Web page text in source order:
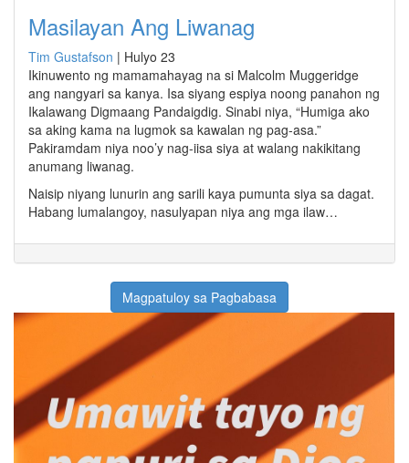
Masilayan Ang Liwanag
Tim Gustafson | Hulyo 23
Ikinuwento ng mamamahayag na si Malcolm Muggeridge
ang nangyari sa kanya. Isa siyang espiya noong panahon ng
Ikalawang Digmaang Pandaigdig. Sinabi niya, “Humiga ako
sa aking kama na lugmok sa kawalan ng pag-asa.”
Pakiramdam niya noo’y nag-iisa siya at walang nakikitang
anumang liwanag.
Naisip niyang lunurin ang sarili kaya pumunta siya sa dagat.
Habang lumalangoy, nasulyapan niya ang mga ilaw…
Magpatuloy sa Pagbabasa